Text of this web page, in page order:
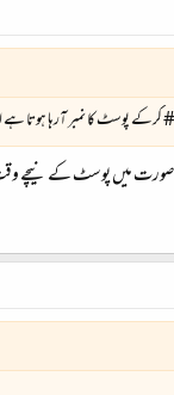
میں پوسٹ کے نیچے